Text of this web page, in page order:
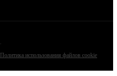
Политика использования файлов cookie